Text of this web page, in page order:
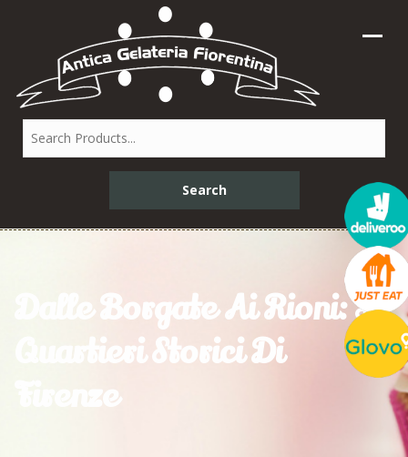
Dalle Borgate Ai Rioni: I
Quartieri Storici Di
Firenze